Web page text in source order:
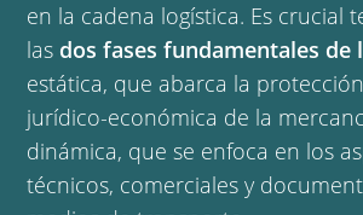
en la cadena logística. Es crucial
las dos fases fundamentales de
estática, que abarca la
jurídico-económica de la
dinámica, que se enfoca en los
técnicos, comerciales y